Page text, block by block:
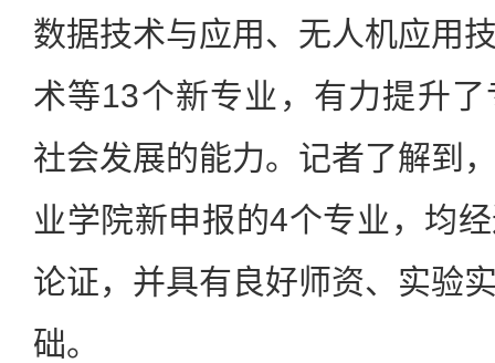
数据技术与应用、无人机应用
术等13个新专业，有力提升
社会发展的能力。记者了解到
业学院新申报的4个专业，均
论证，并具有良好师资、实验
础。